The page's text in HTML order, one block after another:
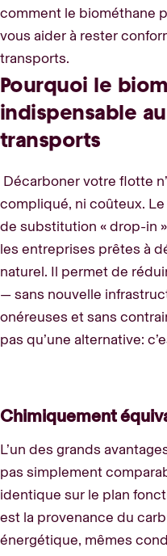
comment le biométhane
vous aider à rester
transports.
Pourquoi le
indispensable
transports
Décarboner votre flotte
compliqué, ni coûteux.
de substitution « drop-in
les entreprises prêtes à
naturel. Il permet de
— sans nouvelle
onéreuses et sans
pas qu’une alternative:
Chimiquement
L’un des grands
pas simplement
identique sur le plan
est la provenance du
énergétique, mêmes